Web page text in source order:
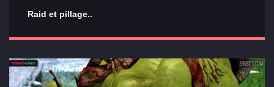
Raid et pillage..